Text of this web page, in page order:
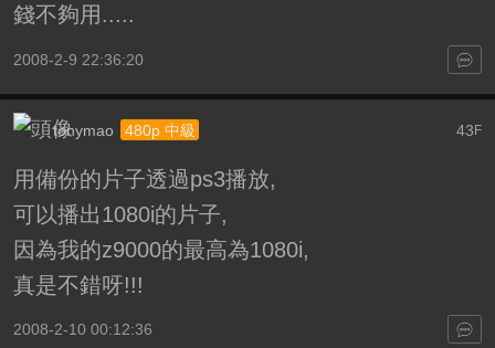
錢不夠用.....
2008-2-9 22:36:20
43F
tonymao 480p 中級
用備份的片子透過ps3播放,
可以播出1080i的片子,
因為我的z9000的最高為1080i,
真是不錯呀!!!
2008-2-10 00:12:36